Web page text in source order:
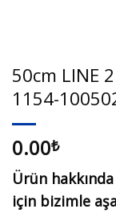
50cm LINE
1154-
0.00₺
Ürün
için bizimle